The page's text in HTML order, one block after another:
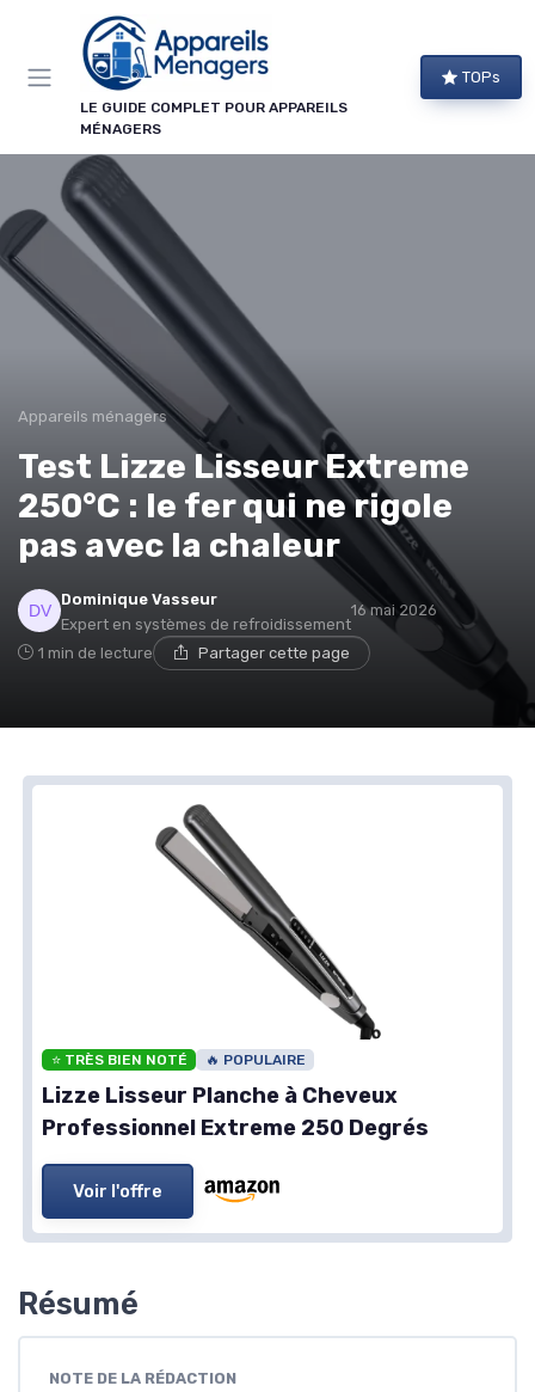
LE GUIDE COMPLET POUR APPAREILS
MÉNAGERS
TOPs
Appareils ménagers
Test Lizze Lisseur Extreme
250°C : le fer qui ne rigole
pas avec la chaleur
Dominique Vasseur
Expert en systèmes de refroidissement
16 mai 2026
1 min de lecture Partager cette page
⭐ TRÈS BIEN NOTÉ 🔥 POPULAIRE
Lizze Lisseur Planche à Cheveux
Professionnel Extreme 250 Degrés
Voir l'offre
Résumé
NOTE DE LA RÉDACTION
Panneau de gestion des cookies